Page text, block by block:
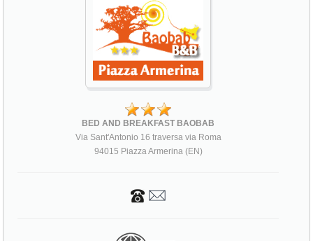
BED AND BREAKFAST BAOBAB
Via Sant'Antonio 16 traversa via Roma
94015 Piazza Armerina (EN)